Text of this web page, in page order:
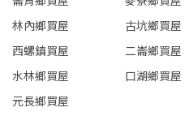
林內鄉買屋
古坑鄉買屋
西螺鎮買屋
二崙鄉買屋
水林鄉買屋
口湖鄉買屋
元長鄉買屋